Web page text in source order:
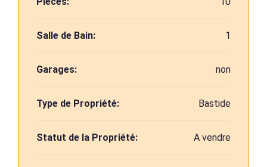
Salle de Bain: 1
Garages: non
Type de Propriété: Bastide
Statut de la Propriété: A vendre